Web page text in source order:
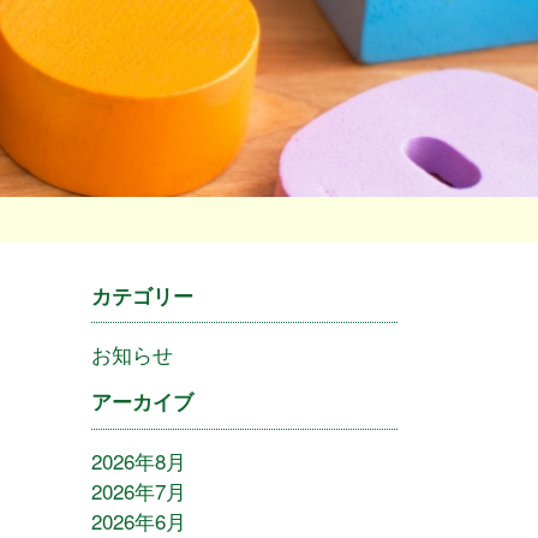
カテゴリー
お知らせ
アーカイブ
2026年8月
2026年7月
2026年6月